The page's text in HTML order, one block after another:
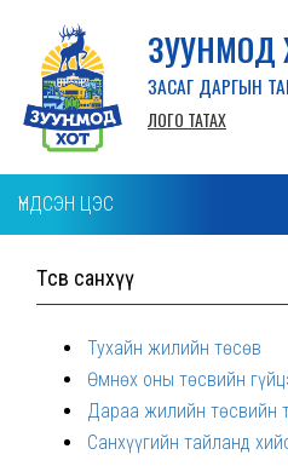
ЗУУНМОД
ЗАСАГ ДАРГЫН
ЛОГО ТАТАХ
ҮНДСЭН ЦЭС
Төсөв санхүү
Тухайн жилийн төсөв
Өмнөх оны төсвийн
Дараа жилийн төсвийн
Санхүүгийн тайланд